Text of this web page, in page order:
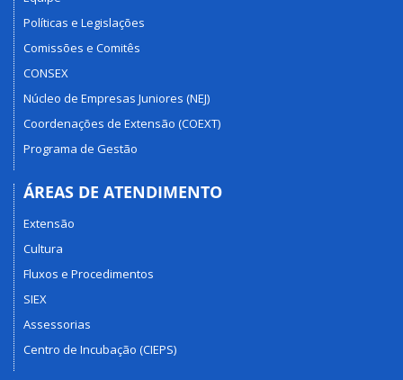
Políticas e Legislações
Comissões e Comitês
CONSEX
Núcleo de Empresas Juniores (NEJ)
Coordenações de Extensão (COEXT)
Programa de Gestão
ÁREAS DE ATENDIMENTO
Extensão
Cultura
Fluxos e Procedimentos
SIEX
Assessorias
Centro de Incubação (CIEPS)